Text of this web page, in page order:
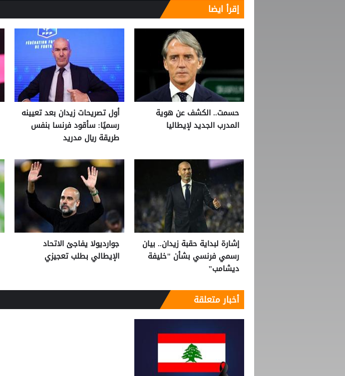
إقرأ ايضا
حسمت.. الكشف عن هوية
المدرب الجديد لإيطاليا
أول تصريحات زيدان بعد تعيينه
رسميًا: سأقود فرنسا بنفس
طريقة ريال مدريد
إشارة لبداية حقبة زيدان.. بيان
رسمي فرنسي بشأن "خليفة
ديشامب"
جوارديولا يفاجئ الاتحاد
الإيطالي بطلب تعجيزي
أخبار متعلقة